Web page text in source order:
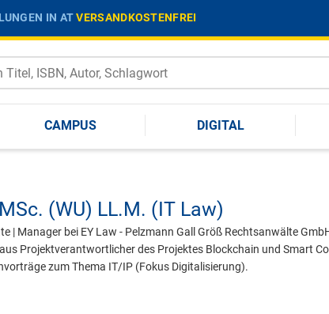
IN ATVERSANDKOSTENFREI
CAMPUS DIGITAL
MSc. (WU) LL.M. (IT Law)
| Manager bei EY Law - Pelzmann Gall Größ Rechtsanwälte
Projektverantwortlicher des Projektes Blockchain und Smart
zum Thema IT/IP (Fokus Digitalisierung).